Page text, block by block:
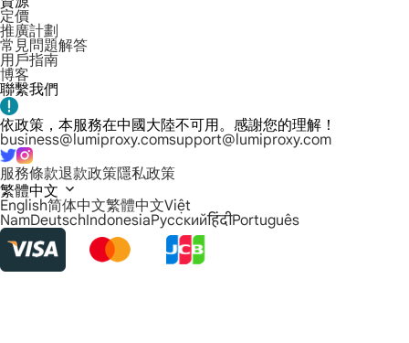
定價
推廣計劃
常見問題解答
用戶指南
博客
聯繫我們
依政策，本服務在中國大陸不可用。感謝您的理解！
business@lumiproxy.comsupport@lumiproxy.com
服務條款退款政策隱私政策
繁體中文
English简体中文繁體中文Việt
NamDeutschIndonesiaРусскийहिंदीPortuguês